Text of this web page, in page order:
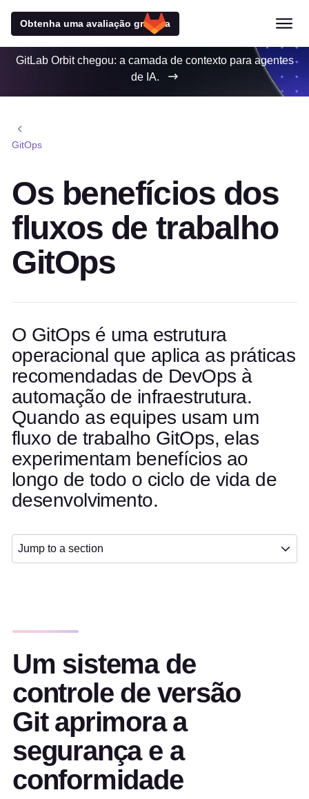
Obtenha uma avaliação gratuita
GitLab Orbit chegou: a camada de contexto para agentes
de IA.
GitOps
Os benefícios dos
fluxos de trabalho
GitOps
O GitOps é uma estrutura
operacional que aplica as práticas
recomendadas de DevOps à
automação de infraestrutura.
Quando as equipes usam um
fluxo de trabalho GitOps, elas
experimentam benefícios ao
longo de todo o ciclo de vida de
desenvolvimento.
Jump to a section
Um sistema de
controle de versão
Git aprimora a
segurança e a
conformidade